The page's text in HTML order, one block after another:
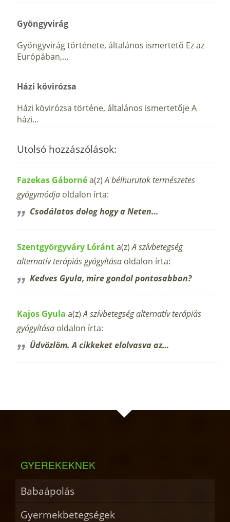
Gyöngyvirág
Gyöngyvirág története, általános ismertető Ez az
Európában,…
Házi kövirózsa
Házi kövirózsa történe, általános ismertetője A
házi…
Utolsó hozzászólások:
Fazekas Gábornéa(z)A bélhurutok természetes
gyógymódja oldalon írta:
Csodálatos dolog hogy a Neten…
Szentgyörgyváry Lóránta(z)A szívbetegség
alternatív terápiás gyógyítása oldalon írta:
Kedves Gyula, mire gondol pontosabban?
Kajos Gyula a(z)A szívbetegség alternatív terápiás
gyógyítása oldalon írta:
Üdvözlöm. A cikkeket elolvasva az…
GYEREKEKNEK
Babaápolás
Gyermekbetegségek